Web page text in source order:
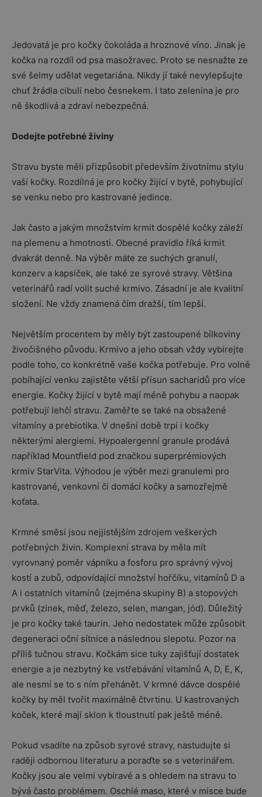
Jedovatá je pro kočky čokoláda a hroznové víno. Jinak je
kočka na rozdíl od psa masožravec. Proto se nesnažte ze
své šelmy udělat vegetariána. Nikdy jí také nevylepšujte
chuť žrádla cibulí nebo česnekem. I tato zelenina je pro
ně škodlivá a zdraví nebezpečná.
Dodejte potřebné živiny
Stravu byste měli přizpůsobit především životnímu stylu
vaší kočky. Rozdílná je pro kočky žijící v bytě, pohybující
se venku nebo pro kastrované jedince.
Jak často a jakým množstvím krmit dospělé kočky záleží
na plemenu a hmotnosti. Obecné pravidlo říká krmit
dvakrát denně. Na výběr máte ze suchých granulí,
konzerv a kapsiček, ale také ze syrové stravy. Většina
veterinářů radí volit suché krmivo. Zásadní je ale kvalitní
složení. Ne vždy znamená čím dražší, tím lepší.
Největším procentem by měly být zastoupené bílkoviny
živočišného původu. Krmivo a jeho obsah vždy vybírejte
podle toho, co konkrétně vaše kočka potřebuje. Pro volně
pobíhající venku zajistěte větší přísun sacharidů pro více
energie. Kočky žijící v bytě mají méně pohybu a naopak
potřebují lehčí stravu. Zaměřte se také na obsažené
vitamíny a prebiotika. V dnešní době trpí i kočky
některými alergiemi. Hypoalergenní granule prodává
například Mountfield pod značkou superprémiových
krmiv StarVita. Výhodou je výběr mezi granulemi pro
kastrované, venkovní či domácí kočky a samozřejmě
koťata.
Krmné směsi jsou nejjistějším zdrojem veškerých
potřebných živin. Komplexní strava by měla mít
vyrovnaný poměr vápníku a fosforu pro správný vývoj
kostí a zubů, odpovídající množství hořčíku, vitamínů D a
A i ostatních vitamínů (zejména skupiny B) a stopových
prvků (zinek, měď, železo, selen, mangan, jód). Důležitý
je pro kočky také taurin. Jeho nedostatek může způsobit
degeneraci oční sítnice a následnou slepotu. Pozor na
příliš tučnou stravu. Kočkám sice tuky zajišťují dostatek
energie a je nezbytný ke vstřebávání vitamínů A, D, E, K,
ale nesmí se to s ním přehánět. V krmné dávce dospělé
kočky by měl tvořit maximálně čtvrtinu. U kastrovaných
koček, které mají sklon k tloustnutí pak ještě méně.
Pokud vsadíte na způsob syrové stravy, nastudujte si
raději odbornou literaturu a poraďte se s veterinářem.
Kočky jsou ale velmi vybíravé a s ohledem na stravu to
bývá často problémem. Oschlé maso, které v misce bude